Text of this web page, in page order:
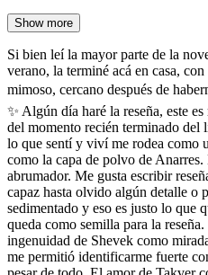
Show more
Si bien leí la mayor parte de la
verano, la terminé acá en casa,
mimoso, cercano después de
✨ Algún día haré la reseña, este
del momento recién terminado del
lo que sentí y viví me rodea como
como la capa de polvo de
abrumador. Me gusta escribir
capaz hasta olvido algún detalle o
sedimentado y eso es justo lo que
queda como semilla para la
ingenuidad de Shevek como
me permitió identificarme fuerte